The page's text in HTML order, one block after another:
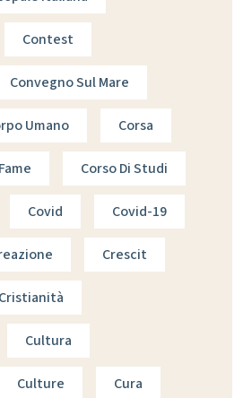
Contest
Convegno Sul Mare
Umano Corsa
Corso Di Studi
Covid Covid-19
Crescit
Cristianità
Cultura
Culture Cura